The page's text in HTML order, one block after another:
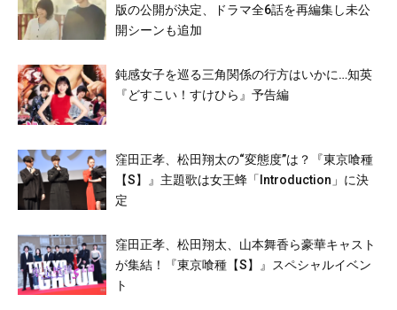
版の公開が決定、ドラマ全6話を再編集し未公
開シーンも追加
鈍感女子を巡る三角関係の行方はいかに…知英
『どすこい！すけひら』予告編
窪田正孝、松田翔太の“変態度”は？『東京喰種
【S】』主題歌は女王蜂「Introduction」に決
定
窪田正孝、松田翔太、山本舞香ら豪華キャスト
が集結！『東京喰種【S】』スペシャルイベン
ト